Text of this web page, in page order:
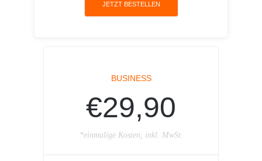
JETZT BESTELLEN
BUSINESS
€29,90
*einmalige Kosten, inkl. MwSt.